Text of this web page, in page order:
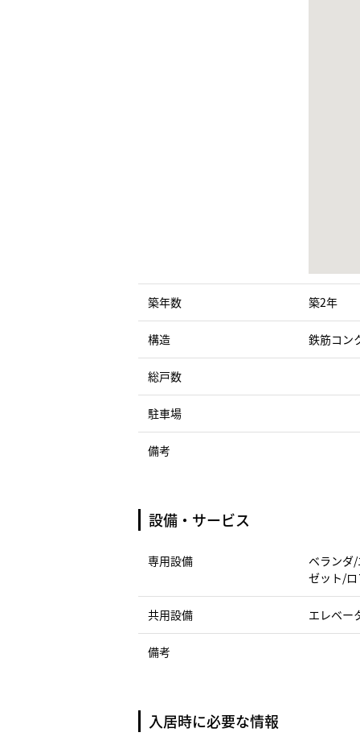
築年数 築2年
構造 鉄筋コン
総戸数
駐車場
備考
設備・サービス
専用設備
ベランダ
ゼット/ロ
共用設備 エレベー
備考
入居時に必要な情報